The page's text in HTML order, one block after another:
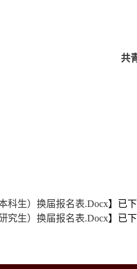
共
科生）换届报名表.docx】已
究生）换届报名表.docx】已